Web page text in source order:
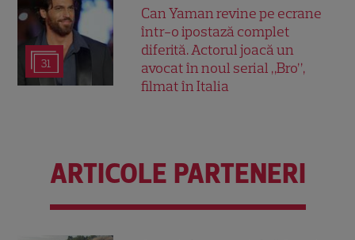
31
Can Yaman revine pe ecrane
într-o ipostază complet
diferită. Actorul joacă un
avocat în noul serial „Bro”,
filmat în Italia
ARTICOLE PARTENERI